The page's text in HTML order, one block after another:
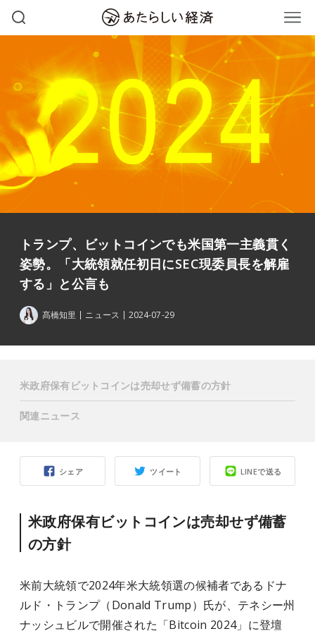
トランプ、ビットコインでも米国第一主義貫く
姿勢。「大統領就任初日にSEC現委員長を解雇
する」と公言も
髙橋知里 ニュース 2024-07-29
シェア ツイート LINEで送る
米政府保有ビットコインは売却せず備蓄
の方針
米前大統領で2024年米大統領選の候補者であるドナ
ルド・トランプ（Donald Trump）氏が、テネシー州
ナッシュビルで開催された「Bitcoin 2024」に登壇
米政府保有ビットコインは売却せず備蓄の方針
関連ニュース